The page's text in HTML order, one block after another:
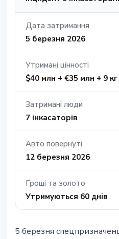
Дата затримання
5 березня 2026
Утримані цінності
$40 млн + €35 млн + 9
Затримані люди
7 інкасаторів
Авто повернуті
12 березня 2026
Гроші та золото
Утримуються 60 днів
5 березня